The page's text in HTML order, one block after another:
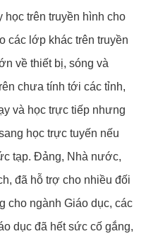
học trên truyền hình cho
các lớp khác trên truyền
về thiết bị, sóng và
chưa tính tới các tỉnh,
và học trực tiếp nhưng
học trực tuyến nếu
tạp. Đảng, Nhà nước,
đã hỗ trợ cho nhiều đối
cho ngành Giáo dục, các
dục đã hết sức cố gắng,